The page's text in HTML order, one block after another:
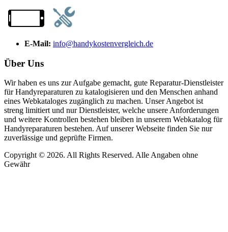
E-Mail: info@handykostenvergleich.de
Über Uns
Wir haben es uns zur Aufgabe gemacht, gute Reparatur-Dienstleister
für Handyreparaturen zu katalogisieren und den Menschen anhand
eines Webkataloges zugänglich zu machen. Unser Angebot ist
streng limitiert und nur Dienstleister, welche unsere Anforderungen
und weitere Kontrollen bestehen bleiben in unserem Webkatalog für
Handyreparaturen bestehen. Auf unserer Webseite finden Sie nur
zuverlässige und geprüfte Firmen.
Copyright © 2026. All Rights Reserved. Alle Angaben ohne
Gewähr